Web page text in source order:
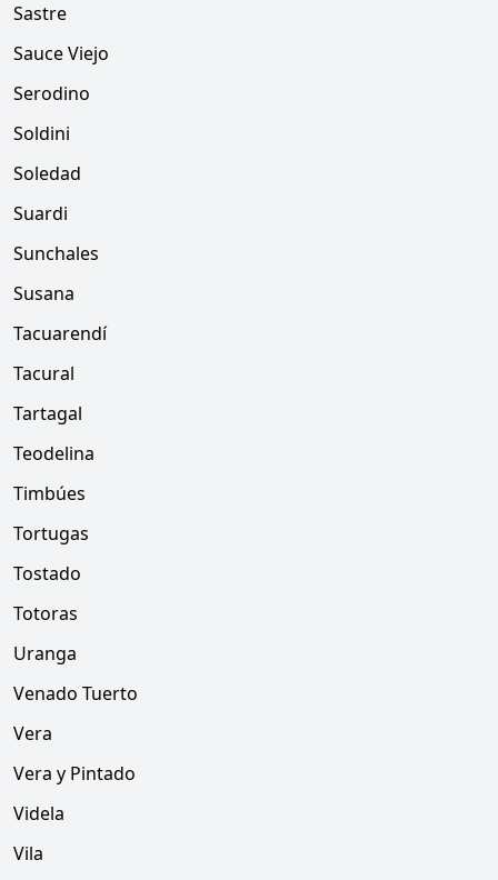
Sastre
Sauce Viejo
Serodino
Soldini
Soledad
Suardi
Sunchales
Susana
Tacuarendí
Tacural
Tartagal
Teodelina
Timbúes
Tortugas
Tostado
Totoras
Uranga
Venado Tuerto
Vera
Vera y Pintado
Videla
Vila